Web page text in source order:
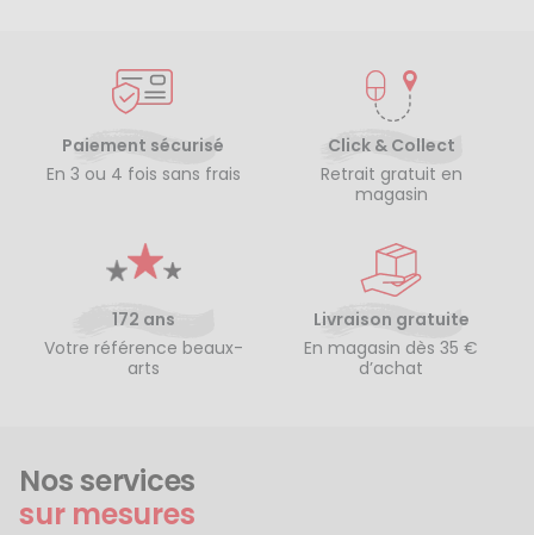
Paiement sécurisé
En 3 ou 4 fois sans frais
Click & Collect
Retrait gratuit en
magasin
172 ans
Votre référence beaux-
arts
Livraison gratuite
En magasin dès 35 €
d’achat
Nos services
sur mesures